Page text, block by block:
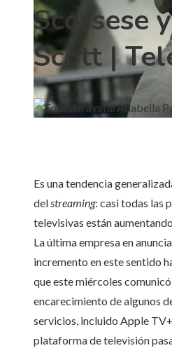
Scorsese
Scott |
Adabella
Es una tendencia
delstreaming: casi todas las
televisivas están
La última empresa en
incremento en este sentido
que este miércoles
encarecimiento de algunos
servicios, incluido Apple
plataforma de televisión